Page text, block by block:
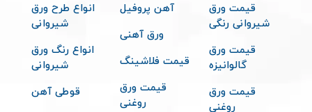
قیمت ورق
شیروانی رنگی
قیمت ورق
گالوانیزه
قیمت ورق
روغنی
آهن پروفیل
ورق آهنی
قیمت فلاشینگ
قیمت ورق
روغنی
انواع طرح ورق
شیروانی
انواع رنگ ورق
شیروانی
قوطی آهن